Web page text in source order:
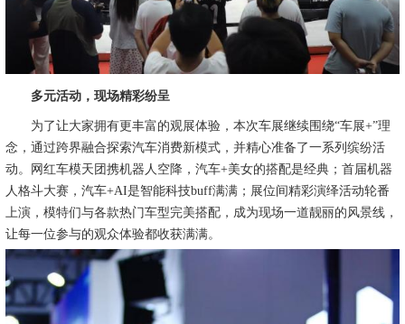
多元活动，现场精彩纷呈
为了让大家拥有更丰富的观展体验，本次车展继续围绕“车展+”理
念，通过跨界融合探索汽车消费新模式，并精心准备了一系列缤纷活
动。网红车模天团携机器人空降，汽车+美女的搭配是经典；首届机器
人格斗大赛，汽车+AI是智能科技buff满满；展位间精彩演绎活动轮番
上演，模特们与各款热门车型完美搭配，成为现场一道靓丽的风景线，
让每一位参与的观众体验都收获满满。